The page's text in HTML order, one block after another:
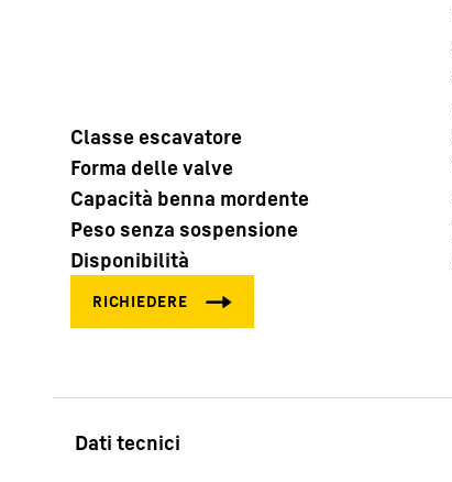
Classe escavatore
Forma delle valve
Capacità benna mordente
Peso senza sospensione
Disponibilità